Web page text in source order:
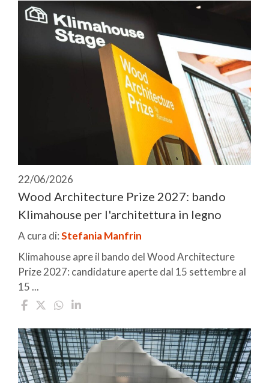
22/06/2026
Wood Architecture Prize 2027: bando
Klimahouse per l'architettura in legno
A cura di:Stefania Manfrin
Klimahouse apre il bando del Wood Architecture
Prize 2027: candidature aperte dal 15 settembre al
15 ...